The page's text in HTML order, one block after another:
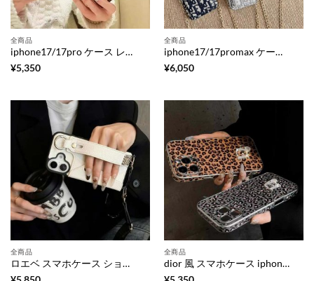
全商品
iphone17/17pro ケース レザー ブランド ルイ ヴィトン 携帯 ケース iphone16pro/15promax ケース ハイブランド 安い モノグラム 柄 スマホケース 海外 人気 iphone14/13 ケース
¥5,350
全商品
iphone17/17promax ケース チェーン ストラップ iphone16pro/15pro ケース 斜 めがけ ブランド dior パロディ iphone ケース iphone15/14/13ケース ショルダー 人気 アイフォン ケース カード ポケット付き スマホケース コーチ
¥6,050
全商品
ロエベ スマホケース ショルダー iphone16/16pro ケース ショルダー ブランド iphone16promax カード 収納 ケース スマホバンド 付き ケース スマホ ショルダー ママ 人気
全商品
dior 風 スマホケース iphone16/16pro ヒョウ 柄 ケース iphone ケース 人気 ブランド 女性 40 代 アイホン15promax/16promax ケース 流行り iphoneケース 革 ブランド レディース